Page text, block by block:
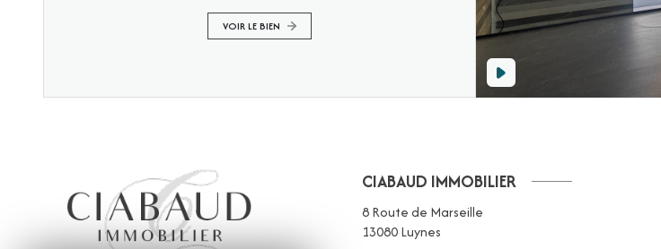
VOIR LE BIEN
CIABAUD IMMOBILIER
8 Route de Marseille
13080Luynes